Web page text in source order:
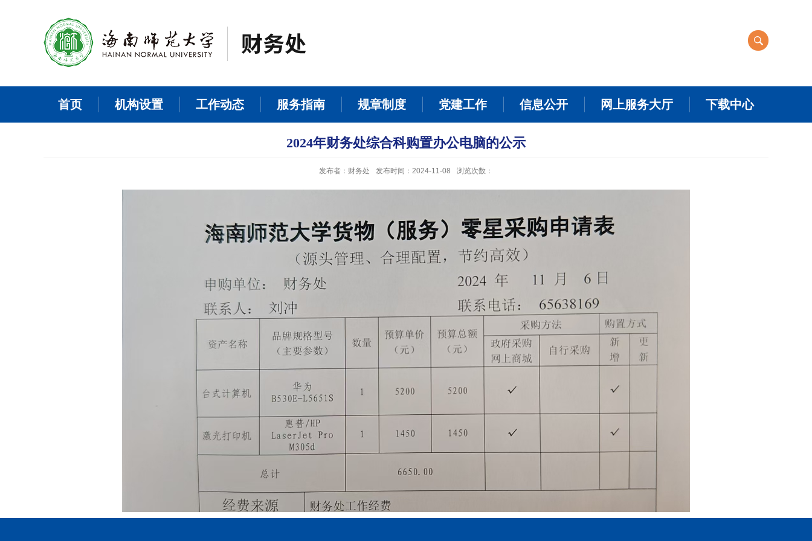
首页 机构设置 工作动态 服务指南 规章制度 党建工作 信息公开 网上服务大厅 下载中心
2024年财务处综合科购置办公电脑的公示
发布者：财务处 发布时间：2024-11-08 浏览次数：